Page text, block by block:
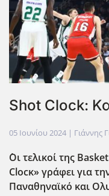
Shot Clock:
05 Ιουνίου 2024 | Γιάννης
Οι τελικοί της Basket
Clocκ» γράφει για
Παναθηναϊκό και